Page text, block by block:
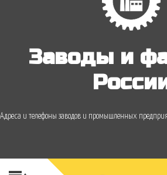
Заводы и
Адреса и телефоны заводов и промышленных